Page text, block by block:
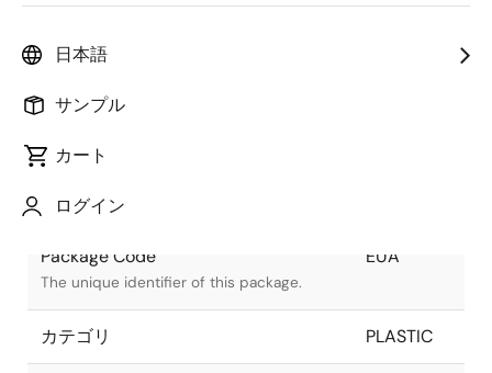
日本語
サンプル
カート
ログイン
Descriptive text for this package.
Package Status
Package Type
クラス
Package Code
The unique identifier of this package.
EUA
カテゴリ PLASTIC